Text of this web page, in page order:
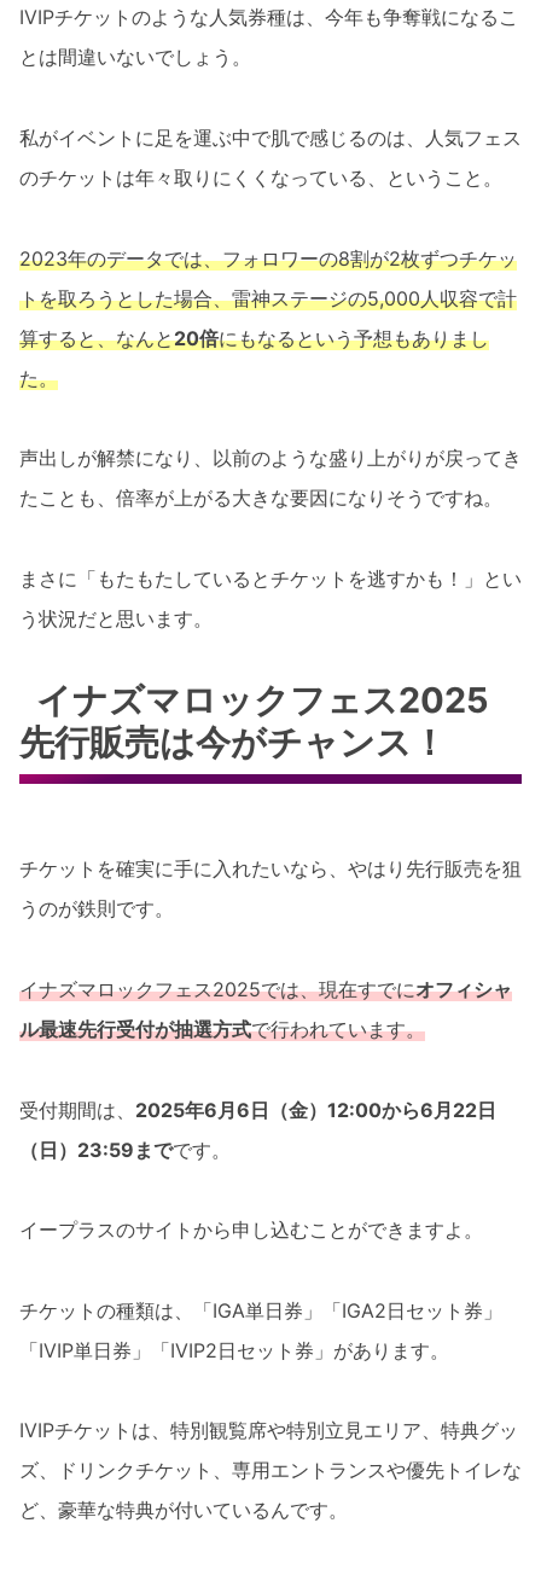
IVIPチケットのような人気券種は、今年も争奪戦になるこ
とは間違いないでしょう。
私がイベントに足を運ぶ中で肌で感じるのは、人気フェス
のチケットは年々取りにくくなっている、ということ。
2023年のデータでは、フォロワーの8割が2枚ずつチケッ
トを取ろうとした場合、雷神ステージの5,000人収容で計
算すると、なんと20倍にもなるという予想もありまし
た。
声出しが解禁になり、以前のような盛り上がりが戻ってき
たことも、倍率が上がる大きな要因になりそうですね。
まさに「もたもたしているとチケットを逃すかも！」とい
う状況だと思います。
イナズマロックフェス2025
先行販売は今がチャンス！
チケットを確実に手に入れたいなら、やはり先行販売を狙
うのが鉄則です。
イナズマロックフェス2025では、現在すでにオフィシャ
ル最速先行受付が抽選方式で行われています。
受付期間は、 2025年6月6日（金）12:00から6月22日
（日）23:59までです。
イープラスのサイトから申し込むことができますよ。
チケットの種類は、「IGA単日券」「IGA2日セット券」
「IVIP単日券」「IVIP2日セット券」があります。
IVIPチケットは、特別観覧席や特別立見エリア、特典グッ
ズ、ドリンクチケット、専用エントランスや優先トイレな
ど、豪華な特典が付いているんです。